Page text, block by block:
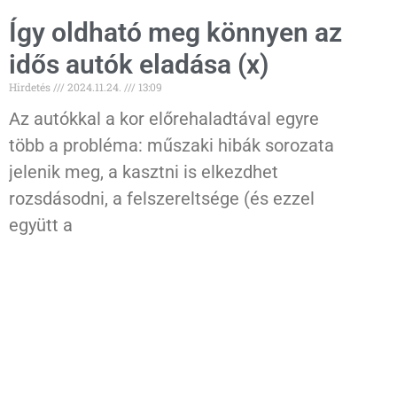
Így oldható meg könnyen az
idős autók eladása (x)
Hirdetés 2024.11.24. 13:09
Az autókkal a kor előrehaladtával egyre
több a probléma: műszaki hibák sorozata
jelenik meg, a kasztni is elkezdhet
rozsdásodni, a felszereltsége (és ezzel
együtt a